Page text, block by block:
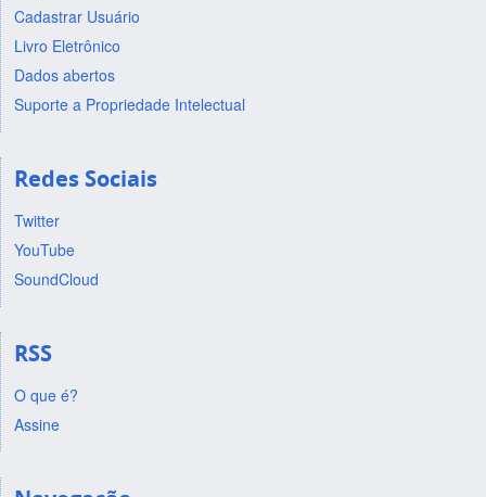
Cadastrar Usuário
Livro Eletrônico
Dados abertos
Suporte a Propriedade Intelectual
Redes Sociais
Twitter
YouTube
SoundCloud
RSS
O que é?
Assine